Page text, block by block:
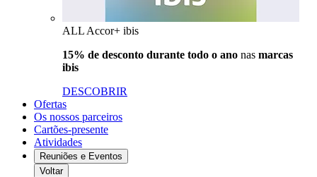
ALL Accor+ ibis
15% de desconto durante todo o ano nas marcas
ibis
DESCOBRIR
Ofertas
Os nossos parceiros
Cartões-presente
Atividades
Reuniões e Eventos
Voltar